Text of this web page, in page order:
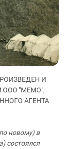
И
ООО "МЕМО",
АГЕНТА
новому) в
состоялся